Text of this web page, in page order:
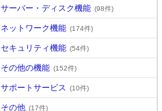
サーバー・ディスク機能 (98件)
ネットワーク機能 (174件)
セキュリティ機能 (54件)
その他の機能 (152件)
サポートサービス (10件)
その他 (17件)